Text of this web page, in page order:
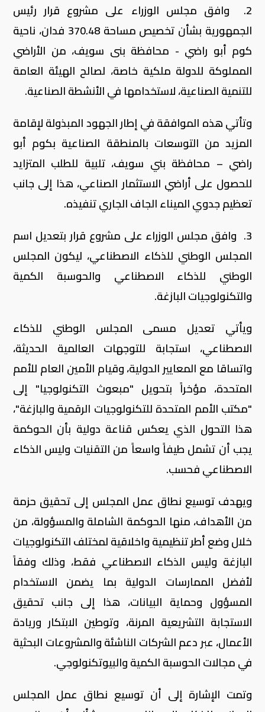
2. وافق مجلس الوزراء على مشروع قرار رئيس
الجمهورية بشأن تخصيص مساحة 370.48 فدان، ناحية
كوم أبو راضي - محافظة بنى سويف، من الأراضي
المملوكة للدولة ملكية خاصة، لصالح الهيئة العامة
للتنمية الصناعية، لاستخدامها في الأنشطة الصناعية.
وتأتي هذه الموافقة في إطار الجهود المبذولة لإقامة
المزيد من التوسعات بالمنطقة الصناعية بكوم أبو
راضي – محافظة بني سويف، تلبية للطلب المتزايد
للحصول على أراضي الاستثمار الصناعي، هذا إلى جانب
تعظيم جدوي الميناء الجاف الجاري تنفيذه.
3. وافق مجلس الوزراء على مشروع قرار بتعديل اسم
المجلس الوطني للذكاء الاصطناعي، ليكون المجلس
الوطني للذكاء الاصطناعي والحوسبة الكمية
والتكنولوجيات البازغة.
ويأتي تعديل مسمى المجلس الوطني للذكاء
الاصطناعي، استجابة للتوجهات العالمية الحديثة،
واتساقا مع المعايير الدولية، وقيام الأمين العام للأمم
المتحدة، مؤخراً بتحويل "مبعوث التكنولوجيا" إلى
"مكتب الأمم المتحدة للتكنولوجيات الرقمية والبازغة"،
هذا التحول الذي يعكس قناعة دولية بأن الحوكمة
يجب أن تشمل طيفاً واسعاً من التقنيات وليس الذكاء
الاصطناعي فحسب.
ويهدف توسيع نطاق عمل المجلس إلى تحقيق حزمة
من الأهداف، منها الحوكمة الشاملة والمسؤولة، من
خلال وضع أطر تنظيمية واخلاقية لمختلف التكنولوجيات
البازغة وليس الذكاء الاصطناعي فقط، وذلك وفقاً
لأفضل الممارسات الدولية بما يضمن الاستخدام
المسؤول وحماية البيانات، هذا إلى جانب تحقيق
الاستجابة التشريعية المرنة، وتوطين الابتكار وريادة
الأعمال، عبر دعم الشركات الناشئة والمشروعات البحثية
في مجالات الحوسبة الكمية والبيوتكنولوجي.
وتمت الإشارة إلى أن توسيع نطاق عمل المجلس